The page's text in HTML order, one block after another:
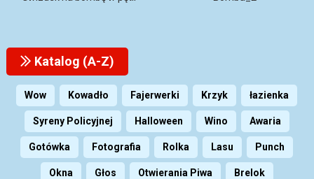
Katalog (A-Z)
Wow Kowadło Fajerwerki Krzyk łazienka
Syreny Policyjnej Halloween Wino Awaria
Gotówka Fotografia Rolka Lasu Punch
Okna Głos Otwierania Piwa Brelok